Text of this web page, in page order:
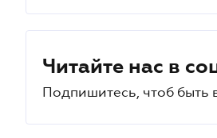
Читайте нас в
Подпишитесь, чтоб быть